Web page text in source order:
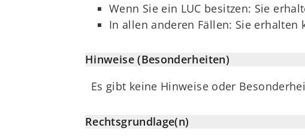
Wenn Sie ein LUC besitzen: Sie
In allen anderen Fällen: Sie erhalten
Hinweise (Besonderheiten)
Es gibt keine Hinweise oder
Rechtsgrundlage(n)